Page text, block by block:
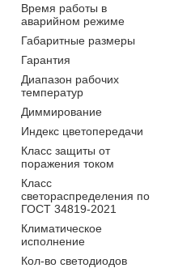
Время работы в
аварийном режиме
Габаритные размеры
Гарантия
Диапазон рабочих
температур
Диммирование
Индекс цветопередачи
Класс защиты от
поражения током
Класс
светораспределения по
ГОСТ 34819-2021
Климатическое
исполнение
Кол-во светодиодов